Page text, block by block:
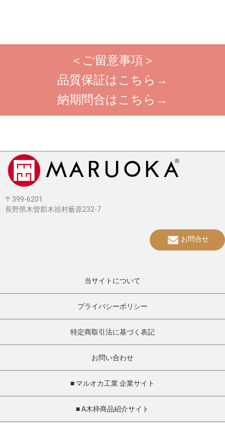
＜ご留意事項＞
品質保証はこちら→
納期問合はこちら→
〒399-6201
長野県木曽郡木祖村薮原232-7
お問合せ
当サイトについて
プライバシーポリシー
特定商取引法に基づく表記
お問い合わせ
■ マルオカ工業 企業サイト
■ A木枠商品紹介サイト